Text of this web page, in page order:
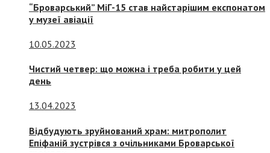
“Броварський” МіГ-15 став найстарішим експонатом
у музеї авіації
10.05.2023
Чистий четвер: що можна і треба робити у цей
день
13.04.2023
Відбудують зруйнований храм: митрополит
Епіфаній зустрівся з очільниками Броварської